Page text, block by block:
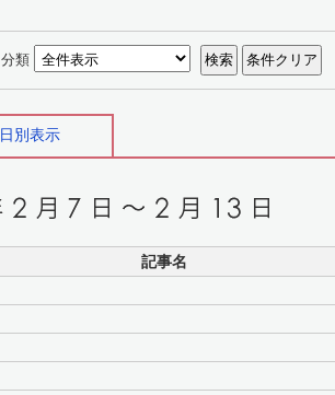
分類
日別表示
記事名